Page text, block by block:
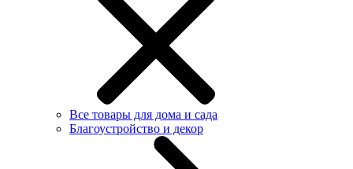
Все товары для дома и сада
Благоустройство и декор